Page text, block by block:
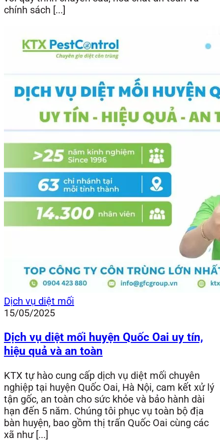
chính sách [...]
Dịch vụ diệt mối
15/05/2025
Dịch vụ diệt mối huyện Quốc Oai uy tín,
hiệu quả và an toàn
KTX tự hào cung cấp dịch vụ diệt mối chuyên
nghiệp tại huyện Quốc Oai, Hà Nội, cam kết xử lý
tận gốc, an toàn cho sức khỏe và bảo hành dài
hạn đến 5 năm. Chúng tôi phục vụ toàn bộ địa
bàn huyện, bao gồm thị trấn Quốc Oai cùng các
xã như [...]